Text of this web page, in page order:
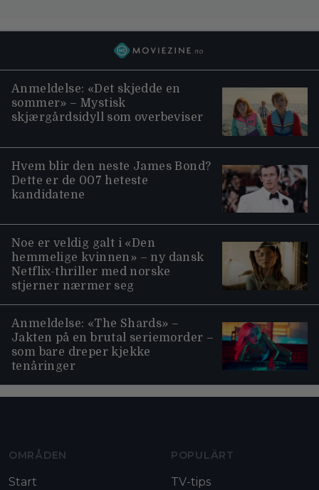
Anmeldelse: «Det skjedde en
sommer» – Mystisk
skjærgårdsidyll som overbeviser
Hvem blir den neste James Bond?
Dette er de 007 heteste
kandidatene
Noe er veldig galt i «Den
hemmelige kvinnen» – ny dansk
Netflix-thriller med norske
stjerner nærmer seg
Anmeldelse: «The Shards» –
Jakten på en brutal seriemorder –
som bare dreper kjekke
tenåringer
OMRÅDEN
Start
POPULÄRT
TV-tips